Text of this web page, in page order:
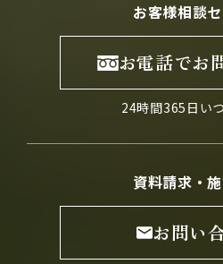
お客様相談
お電話でお
24時間365日い
資料請求・
お問い